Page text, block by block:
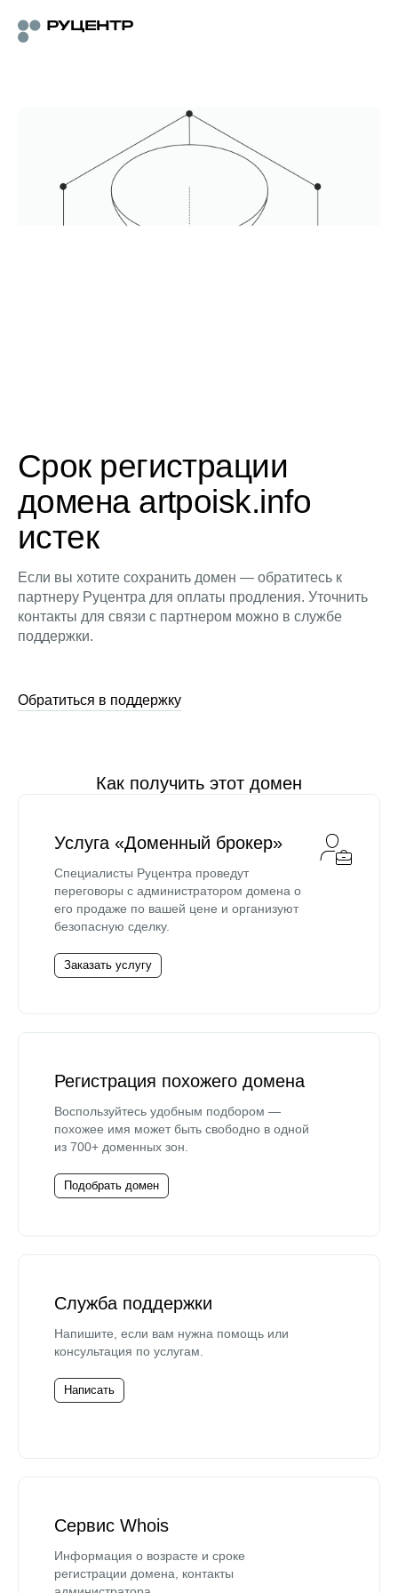
Срок регистрации
домена artpoisk.info
истек
Если вы хотите сохранить домен — обратитесь к
партнеру Руцентра для оплаты продления. Уточнить
контакты для связи с партнером можно в службе
поддержки.
Обратиться в поддержку
Как получить этот домен
Услуга «Доменный брокер»
Специалисты Руцентра проведут
переговоры с администратором домена о
его продаже по вашей цене и организуют
безопасную сделку.
Заказать услугу
Регистрация похожего домена
Воспользуйтесь удобным подбором —
похожее имя может быть свободно в одной
из 700+ доменных зон.
Подобрать домен
Служба поддержки
Напишите, если вам нужна помощь или
консультация по услугам.
Написать
Сервис Whois
Информация о возрасте и сроке
регистрации домена, контакты